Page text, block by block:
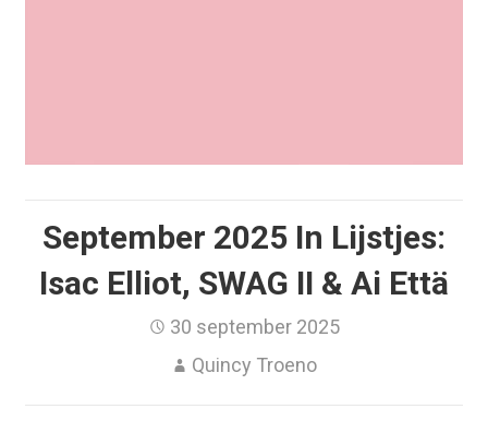
September 2025 In Lijstjes:
Isac Elliot, SWAG II & Ai Että
30 september 2025
Quincy Troeno